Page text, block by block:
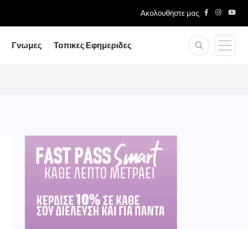
Ακολουθήστε μας
Γνωμες Τοπικες Εφημεριδες